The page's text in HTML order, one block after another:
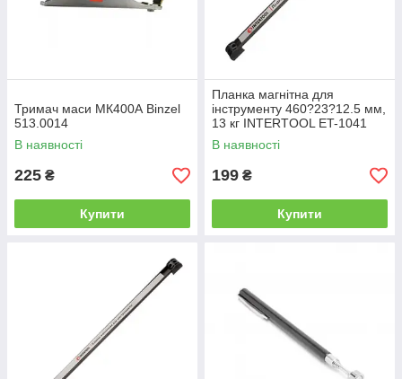
Тримач маси МК400А Binzel
513.0014
В наявності
225 ₴
Купити
Планка магнітна для
інструменту 460?23?12.5 мм,
13 кг INTERTOOL ET-1041
В наявності
199 ₴
Купити